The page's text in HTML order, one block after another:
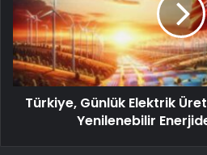
Türkiye, Günlük Elektrik
Yenilenebilir